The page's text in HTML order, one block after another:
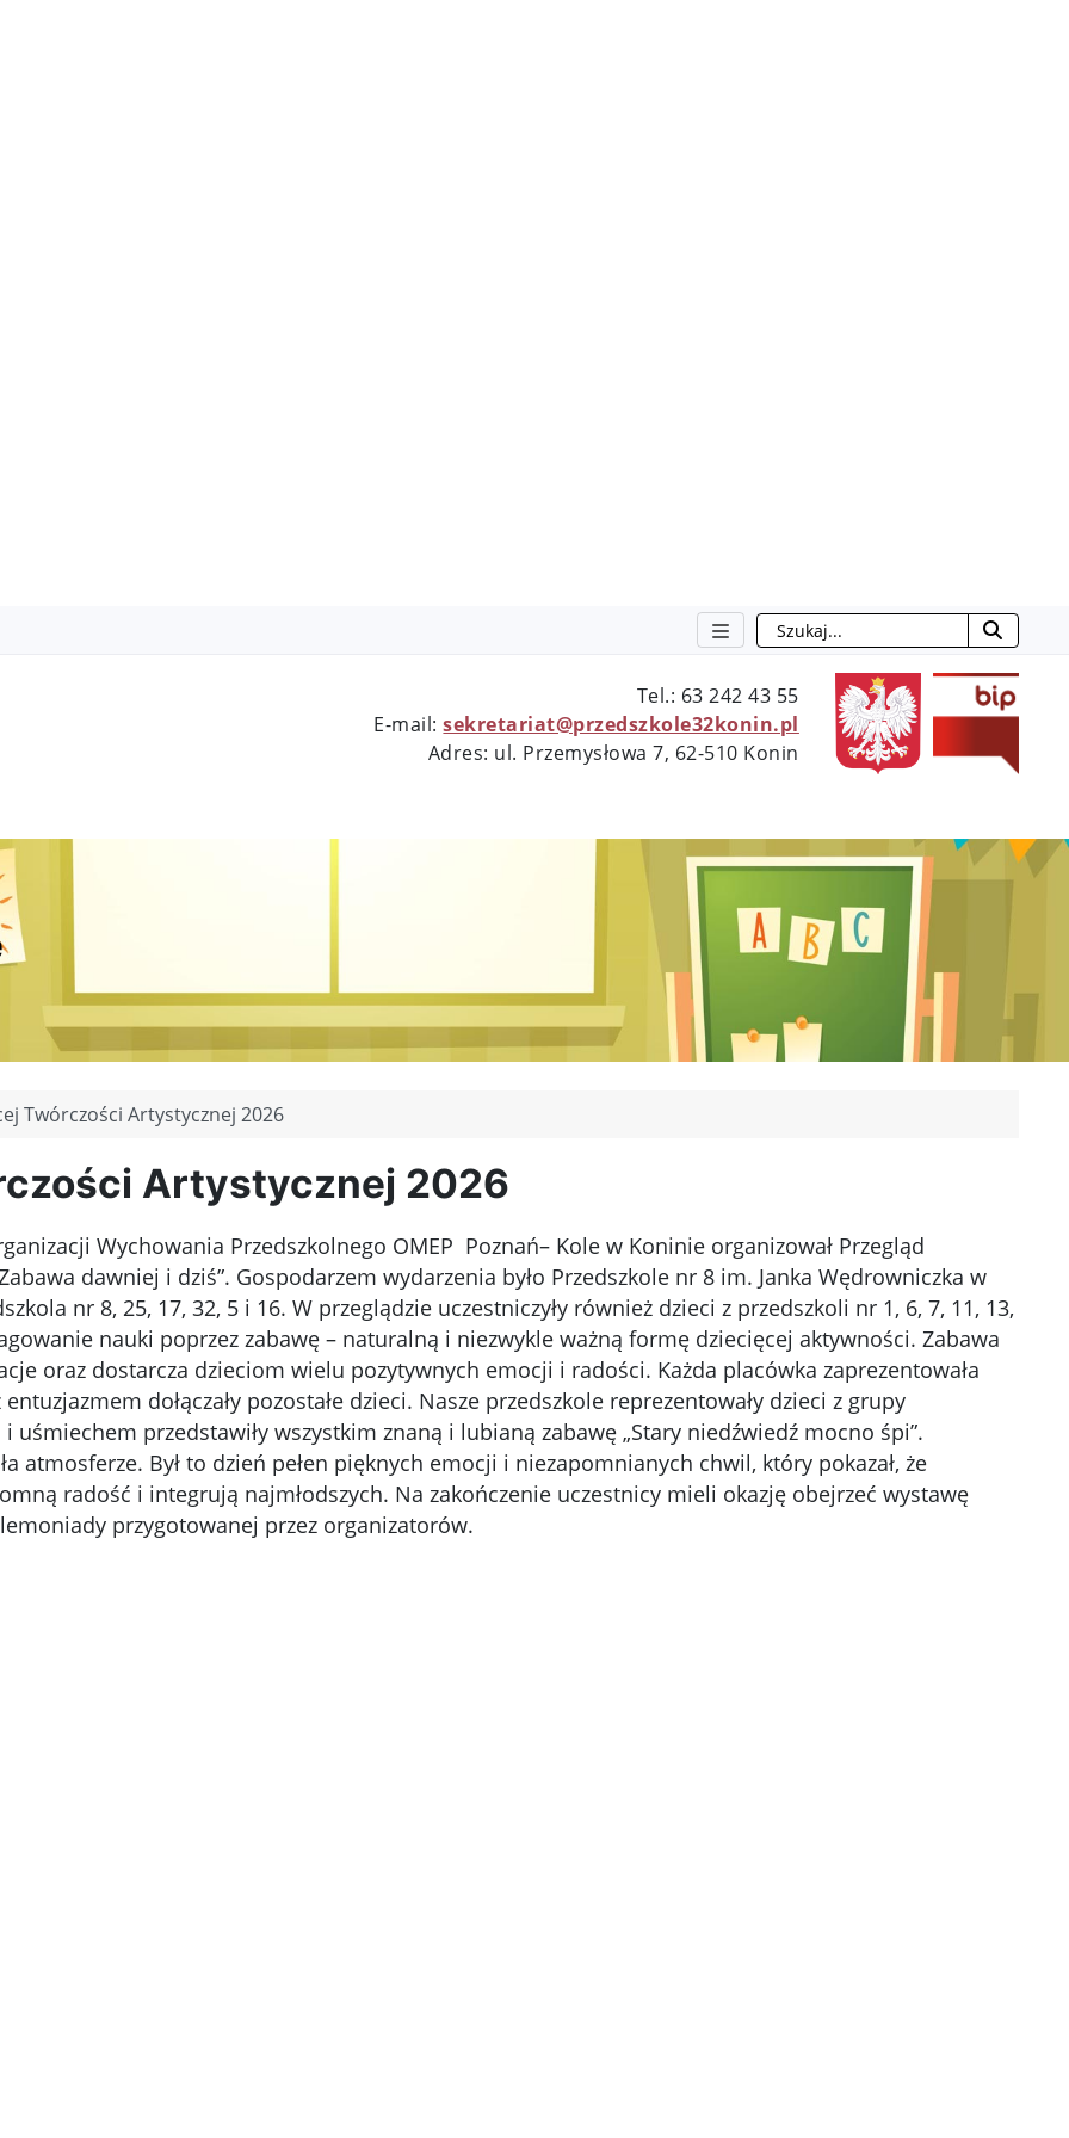
Szukaj
Tel.: 63 242 43 55
E-mail:sekretariat@przedszkole32konin.pl
Adres: ul. Przemysłowa 7, 62-510 Konin
Twórczości Artystycznej 2026
Artystycznej 2026
Wychowania Przedszkolnego OMEP Poznań– Kole w Koninie organizował Przegląd
dawniej i dziś”. Gospodarzem wydarzenia było Przedszkole nr 8 im. Janka Wędrowniczka w
nr 8, 25, 17, 32, 5 i 16. W przeglądzie uczestniczyły również dzieci z przedszkoli nr 1, 6, 7, 11, 13,
nauki poprzez zabawę – naturalną i niezwykle ważną formę dziecięcej aktywności. Zabawa
oraz dostarcza dzieciom wielu pozytywnych emocji i radości. Każda placówka zaprezentowała
dołączały pozostałe dzieci. Nasze przedszkole reprezentowały dzieci z grupy
uśmiechem przedstawiły wszystkim znaną i lubianą zabawę „Stary niedźwiedź mocno śpi”.
atmosferze. Był to dzień pełen pięknych emocji i niezapomnianych chwil, który pokazał, że
radość i integrują najmłodszych. Na zakończenie uczestnicy mieli okazję obejrzeć wystawę
przygotowanej przez organizatorów.